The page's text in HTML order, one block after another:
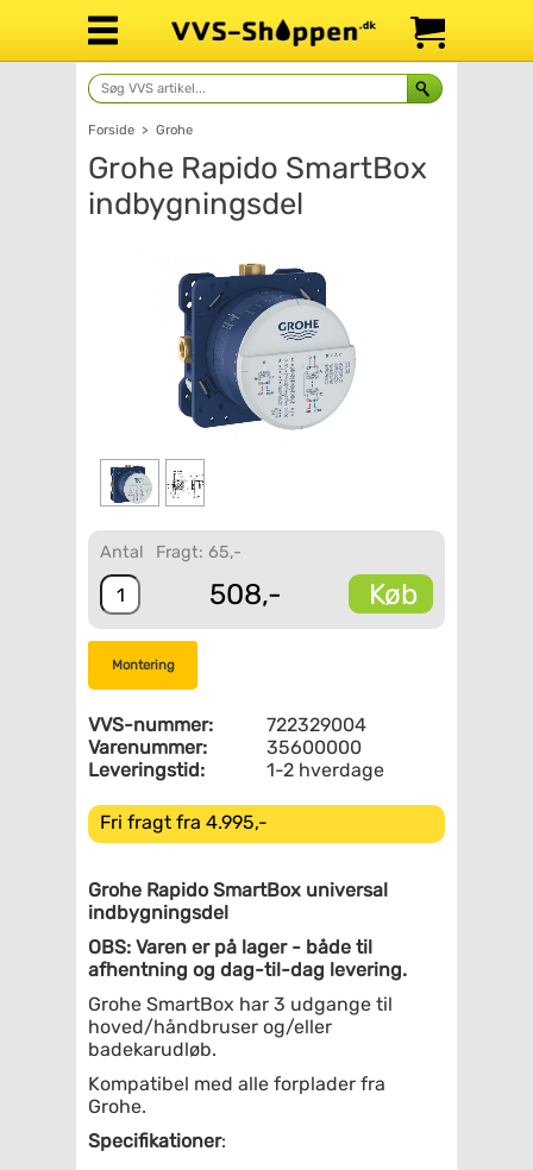
Forside > Grohe
Grohe Rapido SmartBox
indbygningsdel
Antal Fragt: 65,-
508,- Køb
Montering
VVS-nummer:
722329004
Varenummer:
35600000
Leveringstid:
1-2 hverdage
Fri fragt fra 4.995,-
Grohe Rapido SmartBox universal
indbygningsdel
OBS: Varen er på lager - både til
afhentning og dag-til-dag levering.
Grohe SmartBox har 3 udgange til
hoved/håndbruser og/eller
badekarudløb.
Kompatibel med alle forplader fra
Grohe.
Specifikationer: